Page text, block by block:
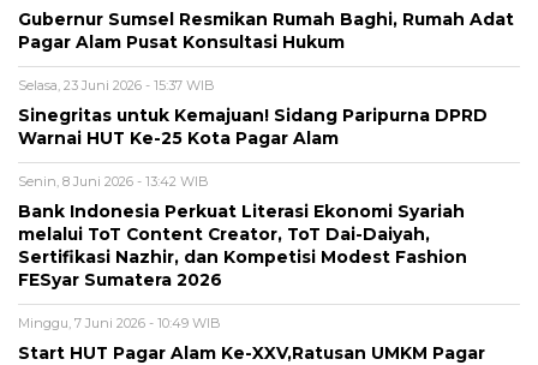
Gubernur Sumsel Resmikan Rumah Baghi, Rumah Adat
Pagar Alam Pusat Konsultasi Hukum
Selasa, 23 Juni 2026 - 15:37 WIB
Sinegritas untuk Kemajuan! Sidang Paripurna DPRD
Warnai HUT Ke-25 Kota Pagar Alam
Senin, 8 Juni 2026 - 13:42 WIB
Bank Indonesia Perkuat Literasi Ekonomi Syariah
melalui ToT Content Creator, ToT Dai-Daiyah,
Sertifikasi Nazhir, dan Kompetisi Modest Fashion
FESyar Sumatera 2026
Minggu, 7 Juni 2026 - 10:49 WIB
Start HUT Pagar Alam Ke-XXV,Ratusan UMKM Pagar